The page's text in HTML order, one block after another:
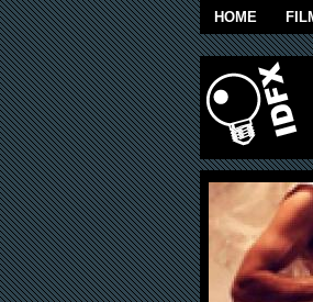
Overslaan en
HOME